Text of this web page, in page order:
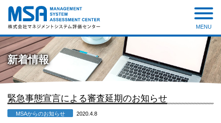
株式会社 マネジメントシステ
ム評価センター
MENU
新着情報
緊急事態宣言による審査延期のお知らせ
MSAからのお知らせ 2020.4.8